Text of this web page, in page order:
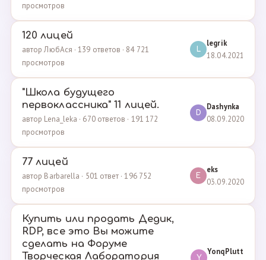
просмотров
120 лицей
автор ЛюбАся · 139 ответов · 84 721
просмотров
L
legrik
18.04.2021
"Школа будущего
первоклассника" 11 лицей.
автор Lena_leka · 670 ответов · 191 172
просмотров
D
Dashynka
08.09.2020
77 лицей
автор Barbarella · 501 ответ · 196 752
просмотров
E
eks
03.09.2020
Купить или продать Дедик,
RDP, все это Вы можите
сделать на Форуме
Творческая Лаборатория
Y
YonqPlutt